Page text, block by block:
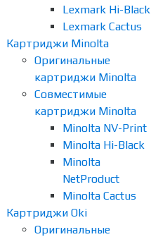
Lexmark Hi-Black
Lexmark Cactus
Картриджи Minolta
Оригинальные
картриджи Minolta
Совместимые
картриджи Minolta
Minolta NV-Print
Minolta Hi-Black
Minolta
NetProduct
Minolta Cactus
Картриджи Oki
Оригинальные